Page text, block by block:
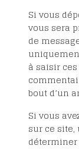
Si vous
vous sera
de
à saisir
bout d’un
Si vous
sur ce